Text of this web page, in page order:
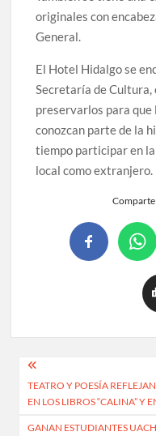
originales con
General.
El Hotel Hidalgo se
Secretaría de
preservarlos para que
conozcan parte de la
tiempo participar en
local como extranjero.
Comparte
TEATRO Y POESÍA
EN LOS LIBROS “CALINA” Y
GANAN ESTUDIANTES